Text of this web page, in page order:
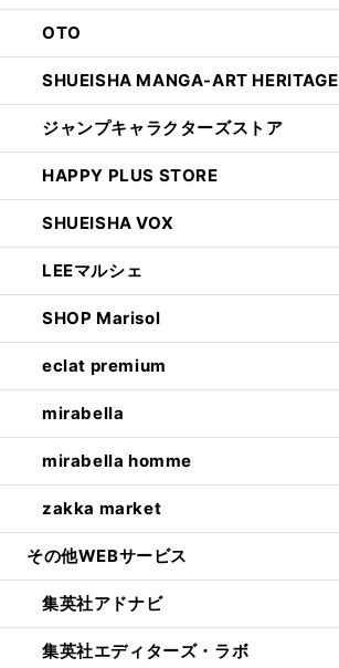
OTO
SHUEISHA MANGA-ART HERITAGE
ジャンプキャラクターズストア
HAPPY PLUS STORE
SHUEISHA VOX
LEEマルシェ
SHOP Marisol
eclat premium
mirabella
mirabella homme
zakka market
その他WEBサービス
集英社アドナビ
集英社エディターズ・ラボ